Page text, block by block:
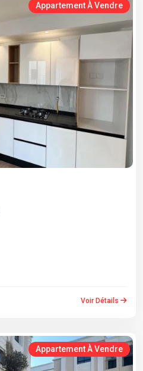
Appartement À Vendre
Voir Détails
Appartement À Vendre